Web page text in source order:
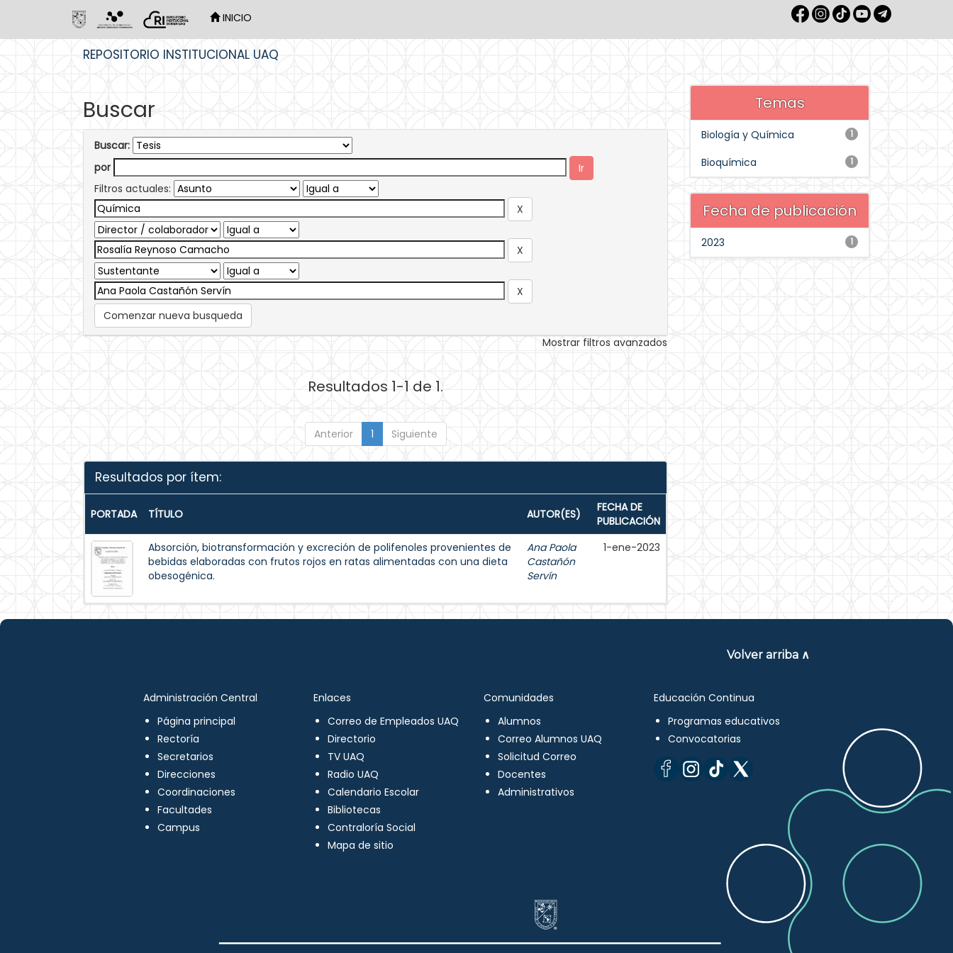
INICIO
REPOSITORIO INSTITUCIONAL UAQ
Buscar
Buscar:
por
Filtros actuales:
Comenzar nueva busqueda
Mostrar filtros avanzados
Resultados 1-1 de 1.
Anterior 1 Siguiente
Resultados por ítem:
PORTADA TÍTULO AUTOR(ES)
FECHA DE
PUBLICACIÓN
Absorción, biotransformación y excreción de polifenoles provenientes de
bebidas elaboradas con frutos rojos en ratas alimentadas con una dieta
obesogénica.
Ana Paola
Castañón
Servín
1-ene-2023
Temas
1
Biología y Química
1
Bioquímica
Fecha de publicación
1
2023
Volver arriba ∧
Administración Central
Página principal
Rectoría
Secretarios
Direcciones
Coordinaciones
Facultades
Campus
Enlaces
Correo de Empleados UAQ
Directorio
TV UAQ
Radio UAQ
Calendario Escolar
Bibliotecas
Contraloría Social
Mapa de sitio
Comunidades
Alumnos
Correo Alumnos UAQ
Solicitud Correo
Docentes
Administrativos
Educación Continua
Programas educativos
Convocatorias